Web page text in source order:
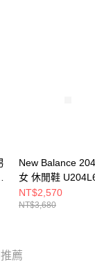
意方可使用
公司不負相關責
New Balance
女 休閒鞋
D
NT$2,570
NT$3,680
薦